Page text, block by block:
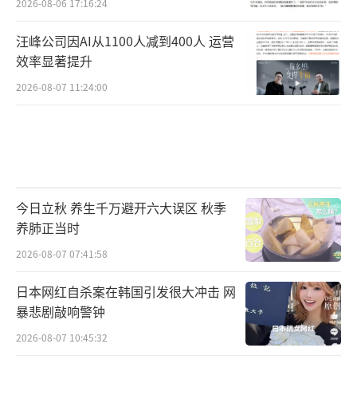
2026-08-06 17:16:24
汪峰公司因AI从1100人减到400人 运营
效率显著提升
2026-08-07 11:24:00
今日立秋 养生千万避开六大误区 秋季
养肺正当时
2026-08-07 07:41:58
日本网红自杀案在韩国引发很大冲击 网
暴悲剧敲响警钟
2026-08-07 10:45:32